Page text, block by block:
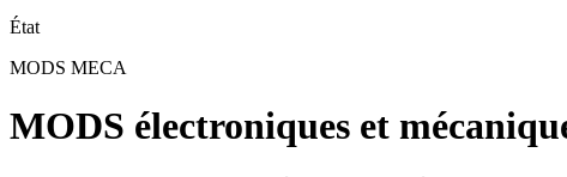
État
MODS MECA
MODS électroniques et